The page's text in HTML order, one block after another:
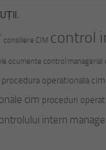
consiliere CIM control
ocumente control managerial
procedura operationala cim
cim proceduri
intern